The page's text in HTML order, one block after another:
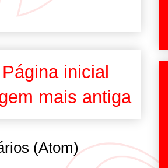
mais antiga
Página inicial
(Atom)